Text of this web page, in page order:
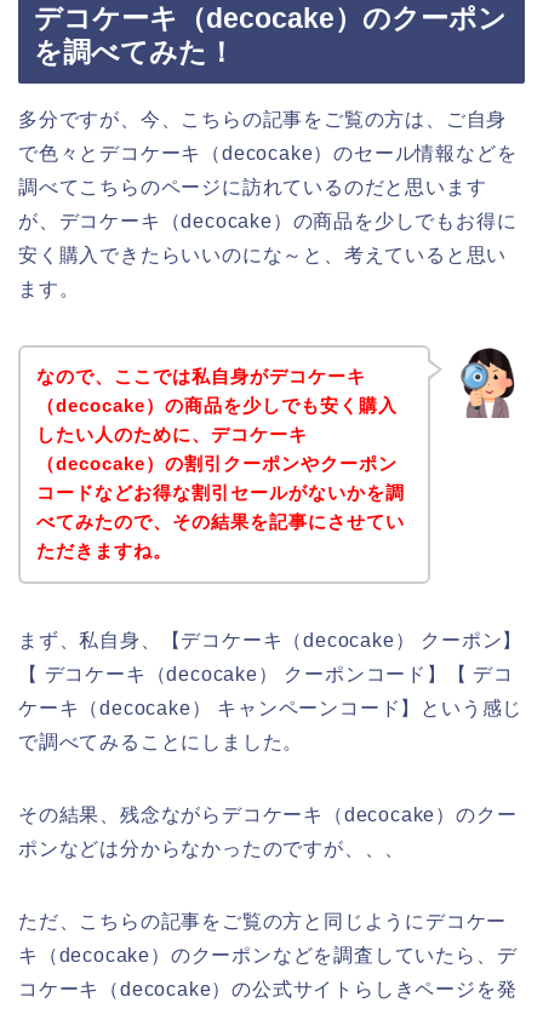
デコケーキ（decocake）のクーポン
を調べてみた！
多分ですが、今、こちらの記事をご覧の方は、ご自身
で色々とデコケーキ（decocake）のセール情報などを
調べてこちらのページに訪れているのだと思います
が、デコケーキ（decocake）の商品を少しでもお得に
安く購入できたらいいのにな～と、考えていると思い
ます。
なので、ここでは私自身がデコケーキ
（decocake）の商品を少しでも安く購入
したい人のために、デコケーキ
（decocake）の割引クーポンやクーポン
コードなどお得な割引セールがないかを調
べてみたので、その結果を記事にさせてい
ただきますね。
まず、私自身、【デコケーキ（decocake） クーポン】
【 デコケーキ（decocake） クーポンコード】【 デコ
ケーキ（decocake） キャンペーンコード】という感じ
で調べてみることにしました。
その結果、残念ながらデコケーキ（decocake）のクー
ポンなどは分からなかったのですが、、、
ただ、こちらの記事をご覧の方と同じようにデコケー
キ（decocake）のクーポンなどを調査していたら、デ
コケーキ（decocake）の公式サイトらしきページを発